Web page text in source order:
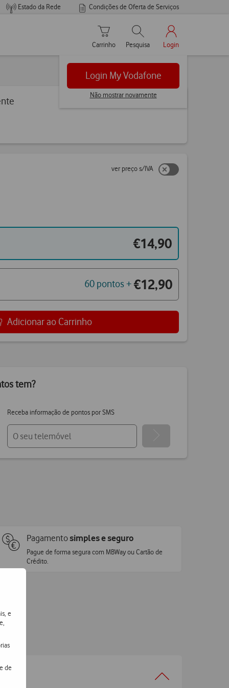
e
de
Estado da Rede Condições de Oferta de Serviços
Carrinho de compras
Carrinho
Pesquisar
Pesquisa
My Vodafone
Login
Login My Vodafone
Não mostrar novamente
ver preço s/IVA
€14,90
60 pontos + €12,90
Adicionar ao Carrinho
tem?
Receba informação de pontos por SMS
Pagamentosimples e seguro
Pague de forma segura com MBWay ou Cartão de
Crédito.